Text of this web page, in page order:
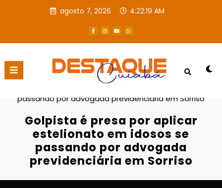
agosto 7, 2026 4:22:20 AM
Página inicial
Destaques
passando por advogada previdenciária em Sorriso
Golpista é presa por aplicar
estelionato em idosos se
passando por advogada
previdenciária em Sorriso